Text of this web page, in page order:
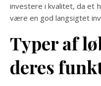
investere i kvalitet, da et
være en god langsigtet
Typer af
deres